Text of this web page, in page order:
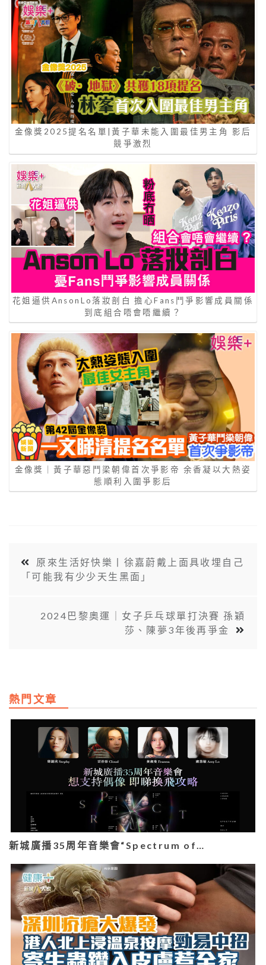
金像獎2025提名名單|黃子華未能入圍最佳男主角 影后
競爭激烈
花姐逼供AnsonLo落妝剖白 擔心Fans鬥爭影響成員關係
到底組合唔會唔繼續？
金像獎｜黃子華惡鬥梁朝偉首次爭影帝 余香凝以大熱姿
態順利入圍爭影后
原來生活好快樂丨徐嘉蔚戴上面具收埋自己
「可能我有少少天生黑面」
2024巴黎奧運｜女子乒乓球單打決賽 孫穎
莎、陳夢3年後再爭金
熱門文章
新城廣播35周年音樂會“Spectrum of…